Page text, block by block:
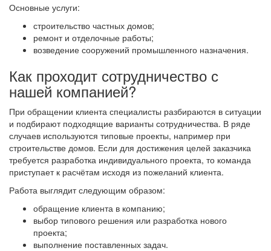
Основные услуги:
строительство частных домов;
ремонт и отделочные работы;
возведение сооружений промышленного назначения.
Как проходит сотрудничество с
нашей компанией?
При обращении клиента специалисты разбираются в ситуации
и подбирают подходящие варианты сотрудничества. В ряде
случаев используются типовые проекты, например при
строительстве домов. Если для достижения целей заказчика
требуется разработка индивидуального проекта, то команда
приступает к расчётам исходя из пожеланий клиента.
Работа выглядит следующим образом:
обращение клиента в компанию;
выбор типового решения или разработка нового
проекта;
выполнение поставленных задач.